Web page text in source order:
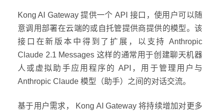
Kong AI Gateway 提供一个 API 接口，使用户可以随
意调用部署在云端的或自托管提供商提供的模型。该
接口在新版本中得到了扩展，以支持 Anthropic
Claude 2.1 Messages 这样的通常用于创建聊天机器
人或虚拟助手应用程序的 API，用于管理用户与
Anthropic Claude 模型（助手）之间的对话交流。
基于用户需求， Kong AI Gateway 将持续增加对更多